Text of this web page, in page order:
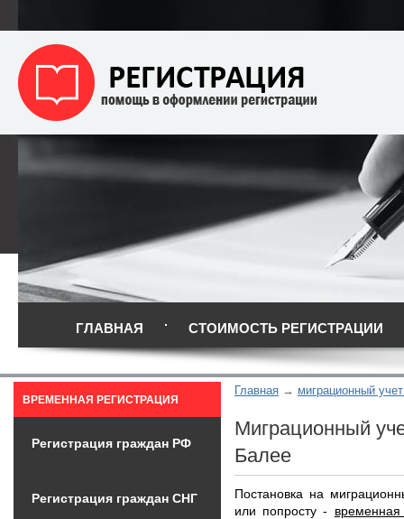
ГЛАВНАЯ СТОИМОСТЬ РЕГИСТРАЦИИ
Главная миграционный
Миграционный
Балее
Постановка на
или попросту -
ВРЕМЕННАЯ РЕГИСТРАЦИЯ
Регистрация граждан РФ
Регистрация граждан СНГ